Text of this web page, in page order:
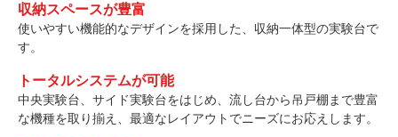
収納スペースが豊富
使いやすい機能的なデザインを採用した、収納一体型の実験台で
す。
トータルシステムが可能
中央実験台、サイド実験台をはじめ、流し台から吊戸棚まで豊富
な機種を取り揃え、最適なレイアウトでニーズにお応えします。